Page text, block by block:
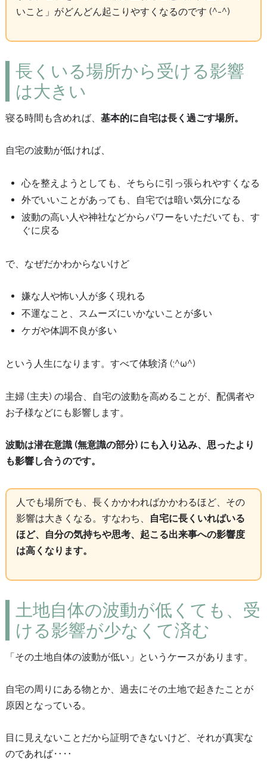
いこと」がどんどん起こりやすくなるのです (^-^)
長くいる場所から受ける影響
は大きい
寝る時間も含めれば、 基本的に自宅は長く過ごす場所。
自宅の波動が低ければ、
心を整えようとしても、そちらに引っ張られやすくなる
外でいいことがあっても、自宅では暗い気分になる
波動の高い人や神社などからパワーをいただいても、す
ぐに戻る
で、なぜだかわからないけど
嫌な人や怖い人が多く現れる
不運なこと、スムーズにいかないことが多い
ケガや体調不良が多い
という人生になります。すべて体験済 (;^ω^)
主婦 (主夫) の場合、自宅の波動を高めることが、配偶者や
お子様などにも影響します。
波動は潜在意識 (無意識の部分) にも入り込み、思ったより
も影響し合うのです。
人でも場所でも、長くかかわればかかわるほど、その
影響は大きくなる。すなわち、
自宅に長くいればいる
ほど、自分の気持ちや思考、起こる出来事への影響度
は高くなります。
土地自体の波動が低くても、受
ける影響が少なくて済む
「その土地自体の波動が低い」というケースがあります。
自宅の周りにある物とか、過去にその土地で起きたことが
原因となっている。
目に見えないことだから証明できないけど、それが真実な
のであれば‥‥